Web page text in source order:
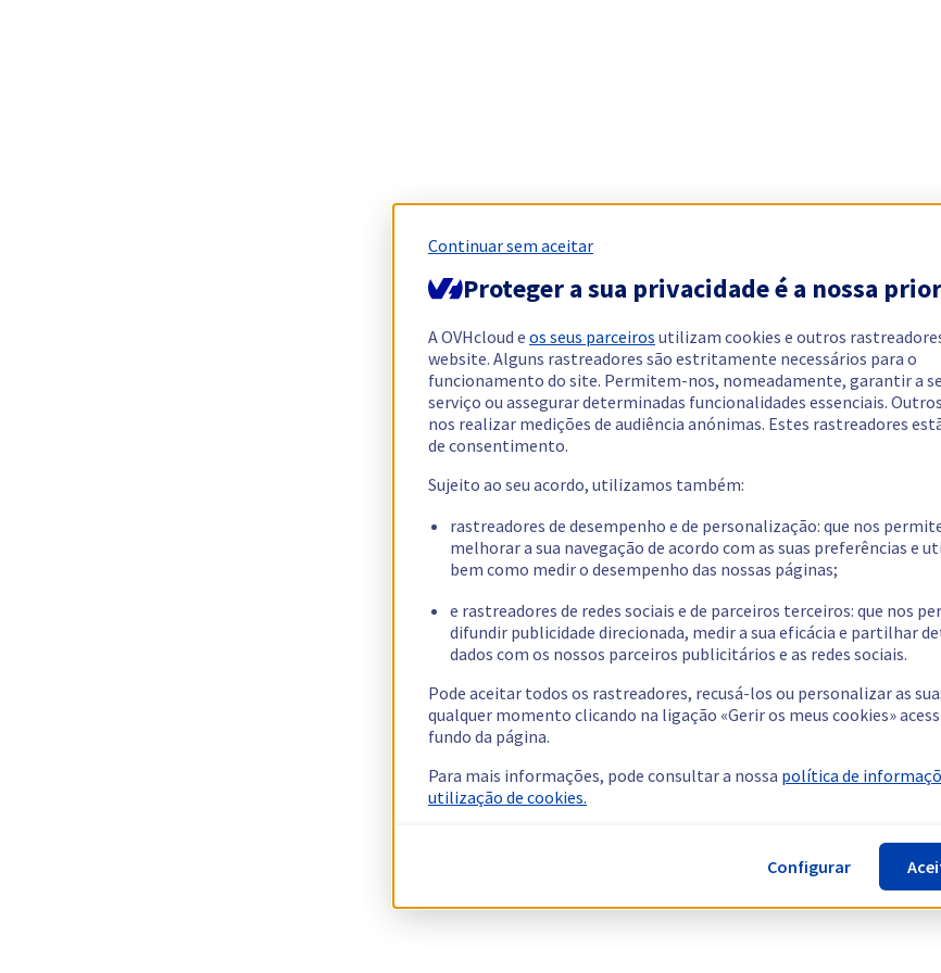
Continuar sem aceitar
Proteger a sua privacidade é a nossa
A OVHcloud e os seus parceiros utilizam cookies e outros
website. Alguns rastreadores são estritamente necessários para o
funcionamento do site. Permitem-nos, nomeadamente, garantir a
serviço ou assegurar determinadas funcionalidades essenciais.
nos realizar medições de audiência anónimas. Estes rastreadores
de consentimento.
Sujeito ao seu acordo, utilizamos também:
rastreadores de desempenho e de personalização: que nos
melhorar a sua navegação de acordo com as suas preferências e
bem como medir o desempenho das nossas páginas;
e rastreadores de redes sociais e de parceiros terceiros: que nos
difundir publicidade direcionada, medir a sua eficácia e partilhar
dados com os nossos parceiros publicitários e as redes sociais.
Pode aceitar todos os rastreadores, recusá-los ou personalizar as
qualquer momento clicando na ligação «Gerir os meus cookies»
fundo da página.
Para mais informações, pode consultar a nossa política de
utilização de cookies.
Configurar